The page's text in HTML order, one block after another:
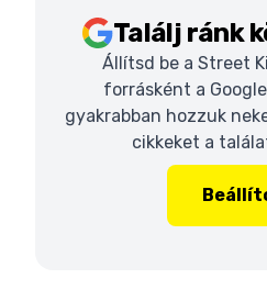
Találj ránk
Állítsd be a Street
forrásként a
gyakrabban hozzuk
cikkeket a